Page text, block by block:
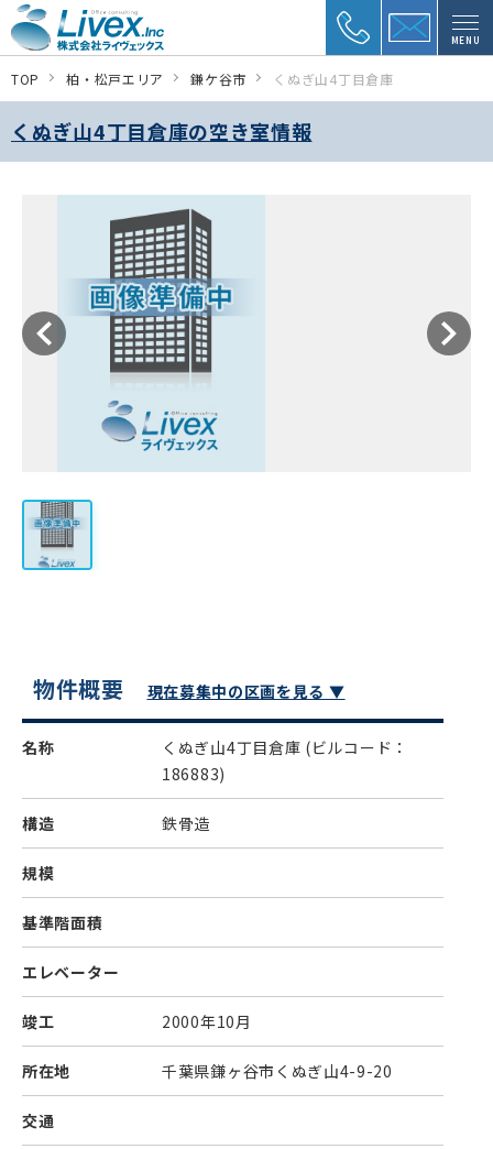
MENU
TOP 柏・松戸エリア 鎌ケ谷市 くぬぎ山4丁目倉庫
くぬぎ山4丁目倉庫の空き室情報
物件概要 現在募集中の区画を見る ▼
名称 くぬぎ山4丁目倉庫 (ビルコード：
186883)
構造 鉄骨造
規模
基準階面積
エレベーター
竣工 2000年10月
所在地 千葉県鎌ヶ谷市くぬぎ山4-9-20
交通